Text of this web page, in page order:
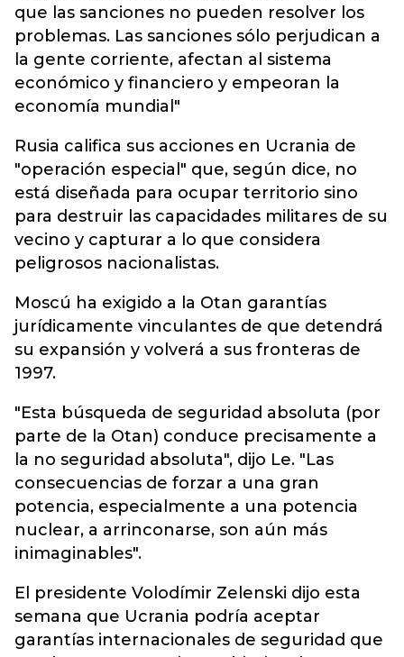
que las sanciones no pueden resolver los
problemas. Las sanciones sólo perjudican a
la gente corriente, afectan al sistema
económico y financiero y empeoran la
economía mundial"
Rusia califica sus acciones en Ucrania de
"operación especial" que, según dice, no
está diseñada para ocupar territorio sino
para destruir las capacidades militares de su
vecino y capturar a lo que considera
peligrosos nacionalistas.
Moscú ha exigido a la Otan garantías
jurídicamente vinculantes de que detendrá
su expansión y volverá a sus fronteras de
1997.
"Esta búsqueda de seguridad absoluta (por
parte de la Otan) conduce precisamente a
la no seguridad absoluta", dijo Le. "Las
consecuencias de forzar a una gran
potencia, especialmente a una potencia
nuclear, a arrinconarse, son aún más
inimaginables".
El presidente Volodímir Zelenski dijo esta
semana que Ucrania podría aceptar
garantías internacionales de seguridad que